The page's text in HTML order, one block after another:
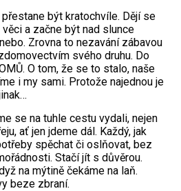
být kratochvíle. Dějí se
a začne být nad slunce
Zrovna to nezavání zábavou
svého druhu. Do
O tom, že se to stalo, naše
i my sami. Protože najednou je
se na tuhle cestu vydali, nejen
ať jen jdeme dál. Každý, jak
spěchat či oslňovat, bez
Stačí jít s důvěrou.
na mýtině čekáme na laň.
beze zbraní.